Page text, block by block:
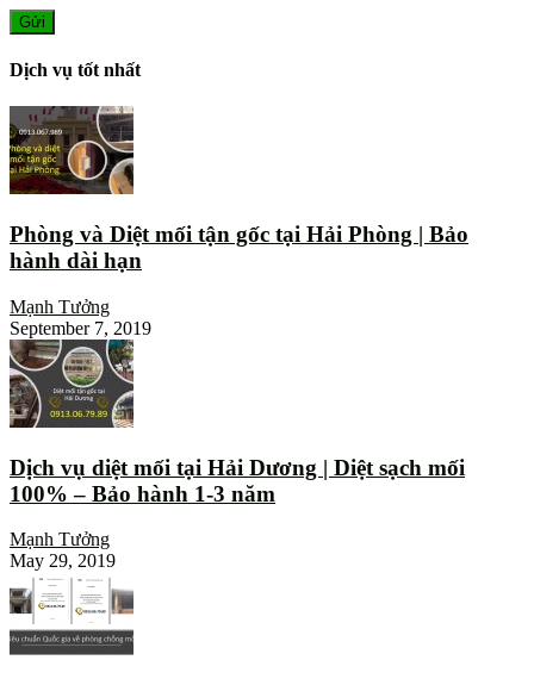
Dịch vụ tốt nhất
Phòng và Diệt mối tận gốc tại Hải Phòng | Bảo
hành dài hạn
Mạnh Tưởng
September 7, 2019
Dịch vụ diệt mối tại Hải Dương | Diệt sạch mối
100% – Bảo hành 1-3 năm
Mạnh Tưởng
May 29, 2019